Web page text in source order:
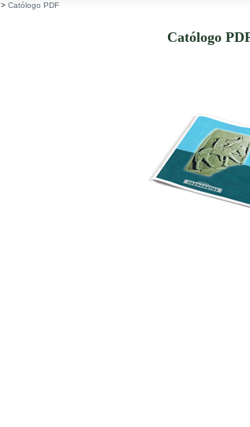
> Católogo PDF
Católogo